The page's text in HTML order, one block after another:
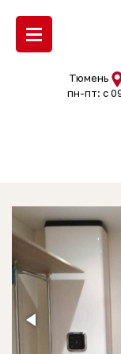
Тюмень
пн-пт: с